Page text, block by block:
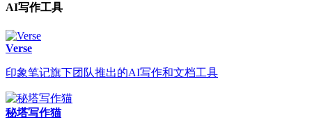
AI写作工具
Verse
印象笔记旗下团队推出的AI写作和文档工具
秘塔写作猫